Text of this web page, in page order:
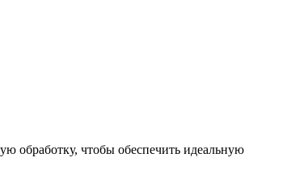
обработку, чтобы обеспечить идеальную